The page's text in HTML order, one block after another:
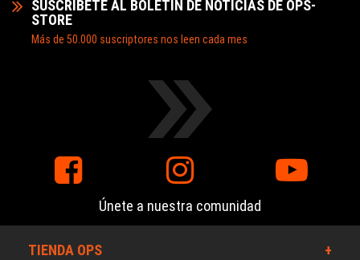
SUSCRÍBETE AL BOLETÍN DE NOTICIAS DE OPS-
STORE
Más de 50.000 suscriptores nos leen cada mes
Únete a nuestra comunidad
TIENDA OPS